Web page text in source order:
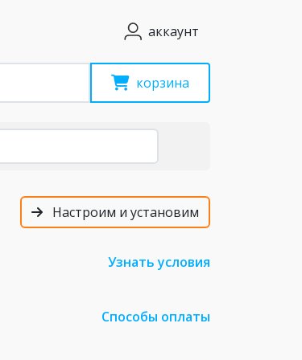
аккаунт
корзина
Настроим и установим
Узнать условия
Способы оплаты